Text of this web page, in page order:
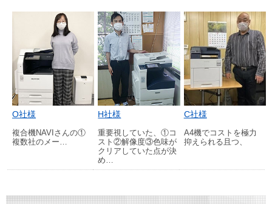
O社様
複合機NAVIさんの①
複数社のメー…
H社様
重要視していた、①コ
スト②解像度③色味が
クリアしていた点が決
め…
C社様
A4機でコストを極力
抑えられる且つ、